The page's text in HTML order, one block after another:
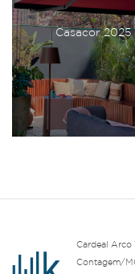
Casacor 2025
Cardeal Arco
Contagem/